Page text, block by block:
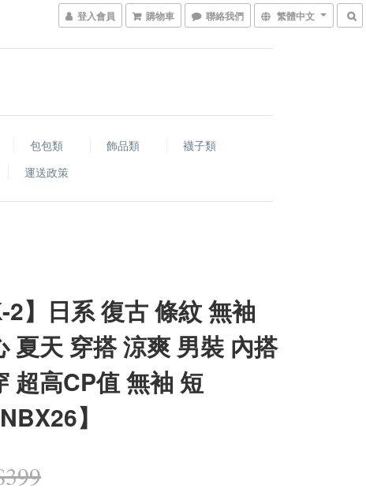
登入會員 購物車 聯絡我們 繁體中文
包包類 飾品類
襪子類
運送政策
2】日系 復古 條紋 無袖
夏天 穿搭 涼爽 男裝 內搭
超高CP值 無袖 短
】